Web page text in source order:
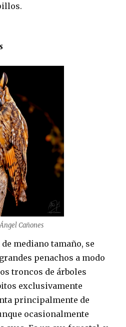
Cañones
mediano tamaño, se
penachos a modo
troncos de árboles
exclusivamente
principalmente de
ocasionalmente